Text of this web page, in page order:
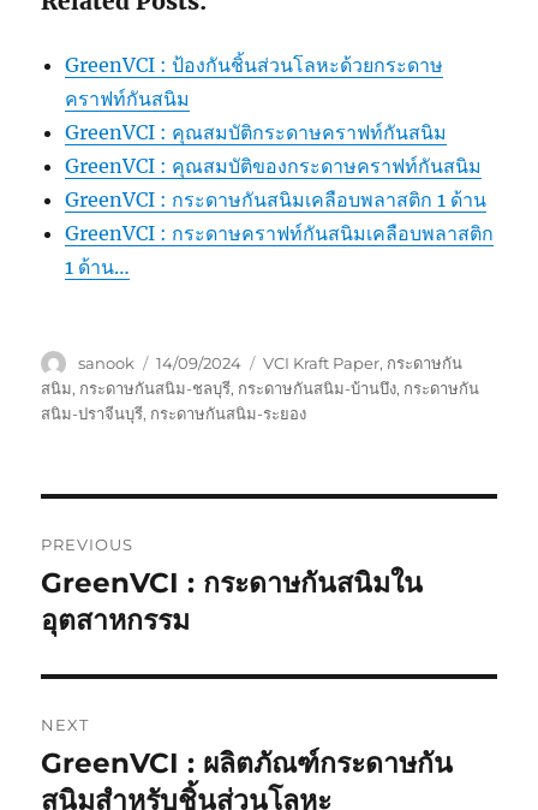
GreenVCI : ป้องกันชิ้นส่วนโลหะด้วยกระดาษ
คราฟท์กันสนิม
GreenVCI : คุณสมบัติกระดาษคราฟท์กันสนิม
GreenVCI : คุณสมบัติของกระดาษคราฟท์กันสนิม
GreenVCI : กระดาษกันสนิมเคลือบพลาสติก 1 ด้าน
GreenVCI : กระดาษคราฟท์กันสนิมเคลือบพลาสติก
1 ด้าน…
Author
sanook
Posted
on
14/09/2024 Tags
VCI Kraft Paper, กระดาษกัน
สนิม, กระดาษกันสนิม-ชลบุรี, กระดาษกันสนิม-บ้านบึง, กระดาษกัน
สนิม-ปราจีนบุรี, กระดาษกันสนิม-ระยอง
navigation
PREVIOUS
Previous
post:
GreenVCI : กระดาษกันสนิมใน
อุตสาหกรรม
NEXT
Next
post:
GreenVCI : ผลิตภัณฑ์กระดาษกัน
สนิมสำหรับชิ้นส่วนโลหะ